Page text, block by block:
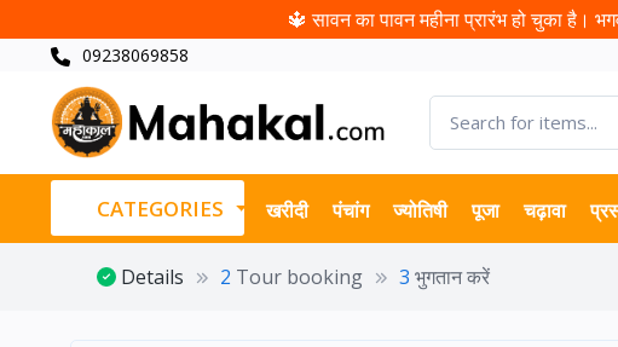
🔱 सावन का पावन महीना प्रारंभ हो चुका है।
09238069858
CATEGORIES खरीदी पंचांग ज्योतिषी पूजा चढ़ावा
Details 2 Tour booking 3 भुगतान करें